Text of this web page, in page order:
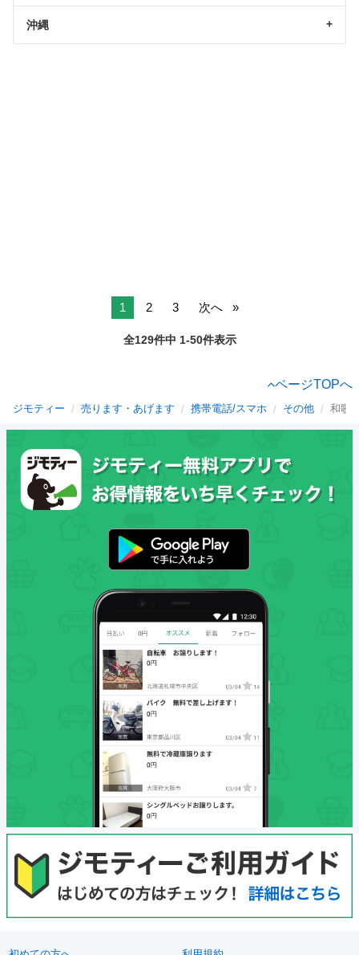
沖縄
1 2 3 次へ
全129件中 1-50件表示
ページTOPへ
ジモティー 売ります・あげます 携帯電話/スマホ その他 和歌